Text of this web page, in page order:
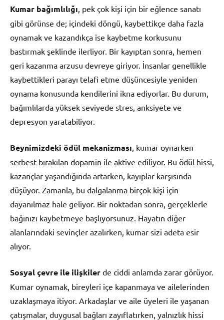
Kumar bağımlılığı , pek çok kişi için bir eğlence sanatı
gibi görünse de; içindeki döngü, kaybettikçe daha fazla
oynamak ve kazandıkça ise kaybetme korkusunu
bastırmak şeklinde ilerliyor. Bir kayıptan sonra, hemen
geri kazanma arzusu devreye giriyor. İnsanlar genellikle
kaybettikleri parayı telafi etme düşüncesiyle yeniden
oynama konusunda kendilerini ikna ediyorlar. Bu durum,
bağımlılarda yüksek seviyede stres, anksiyete ve
depresyon yaratabiliyor.
Beynimizdeki ödül mekanizması , kumar oynarken
serbest bırakılan dopamin ile aktive ediliyor. Bu ödül hissi,
kazançlar yaşandığında artarken, kayıplar karşısında
düşüyor. Zamanla, bu dalgalanma birçok kişi için
dayanılmaz hale geliyor. Bir noktadan sonra, gerçeklerle
bağınızı kaybetmeye başlıyorsunuz. Hayatın diğer
alanlarındaki sevinçler azalırken, kumar sizi adeta esir
alıyor.
Sosyal çevre ile ilişkiler de ciddi anlamda zarar görüyor.
Kumar oynamak, bireyleri içe kapanmaya ve ailelerinden
uzaklaşmaya itiyor. Arkadaşlar ve aile üyeleri ile yaşanan
çatışmalar, duygusal bağları zayıflatırken, yalnızlık hissi